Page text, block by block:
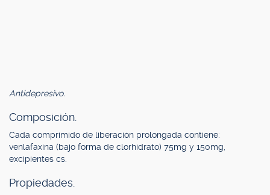
Antidepresivo.
Composición.
Cada comprimido de liberación prolongada contiene:
venlafaxina (bajo forma de clorhidrato) 75mg y 150mg,
excipientes cs.
Propiedades.